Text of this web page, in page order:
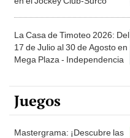
La Casa de Timoteo 2026: Del
17 de Julio al 30 de Agosto en
Mega Plaza - Independencia
Juegos
Mastergrama: ¡Descubre las